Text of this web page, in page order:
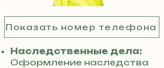
Показать номер телефона
Наследственные дела:
Оформление наследства